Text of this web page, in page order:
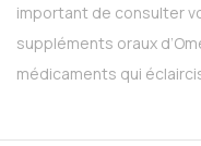
important de consulter
suppléments oraux
médicaments qui